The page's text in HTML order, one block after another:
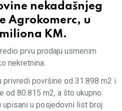
nekadašnjeg
Agrokomerc, u
KM.
prvu prodaju usmenim
nekretnina.
privredi površine od 31.898 m2 i
od 80.815 m2, a što ukupno
u posjedovni list broj